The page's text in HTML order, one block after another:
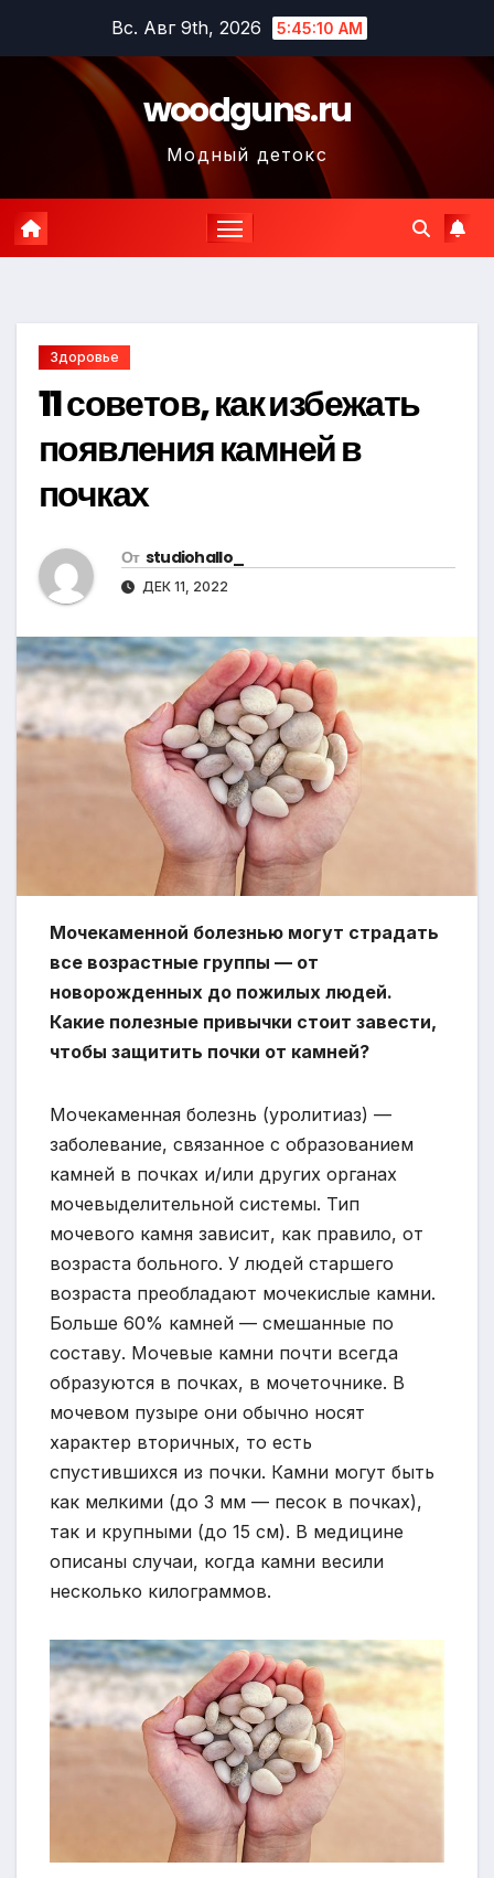
содержимому
Вс. Авг 9th, 2026 5:45:11 AM
woodguns.ru
Модный детокс
Здоровье
11 советов, как избежать
появления камней в
почках
От studiohallo_
ДЕК 11, 2022
Мочекаменной болезнью могут страдать
все возрастные группы — от
новорожденных до пожилых людей.
Какие полезные привычки стоит завести,
чтобы защитить почки от камней?
Мочекаменная болезнь (уролитиаз) —
заболевание, связанное с образованием
камней в почках и/или других органах
мочевыделительной системы. Тип
мочевого камня зависит, как правило, от
возраста больного. У людей старшего
возраста преобладают мочекислые камни.
Больше 60% камней — смешанные по
составу. Мочевые камни почти всегда
образуются в почках, в мочеточнике. В
мочевом пузыре они обычно носят
характер вторичных, то есть
спустившихся из почки. Камни могут быть
как мелкими (до 3 мм — песок в почках),
так и крупными (до 15 см). В медицине
описаны случаи, когда камни весили
несколько килограммов.